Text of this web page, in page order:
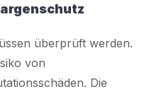
überprüft werden.
von
Die